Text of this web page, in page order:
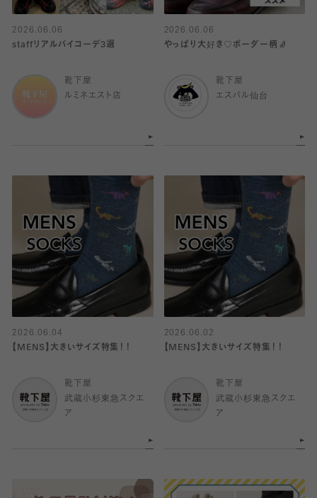
2026.06.06
staffリアルバイコーデ3選
靴下屋
ルミネエスト店
2026.06.06
やっぱり大好き♡ボーダー柄🧦
靴下屋
エスパル仙台
2026.06.04
【MENS】大きいサイズ特集！！
靴下屋
武蔵小杉東急スクエ
ア
2026.06.02
【MENS】大きいサイズ特集！！
靴下屋
武蔵小杉東急スクエ
ア